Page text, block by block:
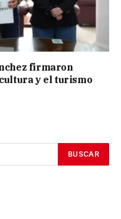
firmaron
y el turismo